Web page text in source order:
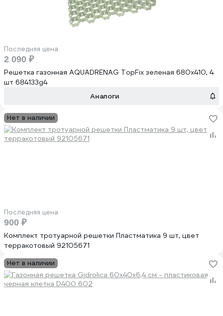
Последняя цена
2 090 ₽
Решетка газонная AQUADRENAG TopFix зеленая 680x410, 4
шт 684133g4
Аналоги
Нет в наличии
Последняя цена
900 ₽
Комплект тротуарной решетки Пластматика 9 шт, цвет
терракотовый 92105671
Нет в наличии